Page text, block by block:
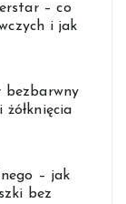
– co
i jak
bezbarwny
– jak
bez